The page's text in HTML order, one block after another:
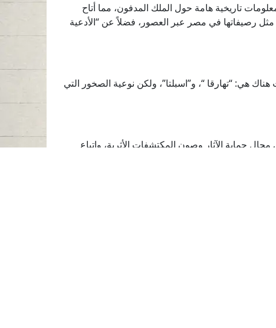
تاريخية هامة حول الملك المدفون، مما أتاح
مثل رصيفاتها في مصر عبر العصور، فضلاً عن “الأدعية
هي: “تهارقا “، و”اسبلتا”، ولكن نوعية الصخور التي
حماية الآثار وصون المكتشفات الأثرية، واتباع